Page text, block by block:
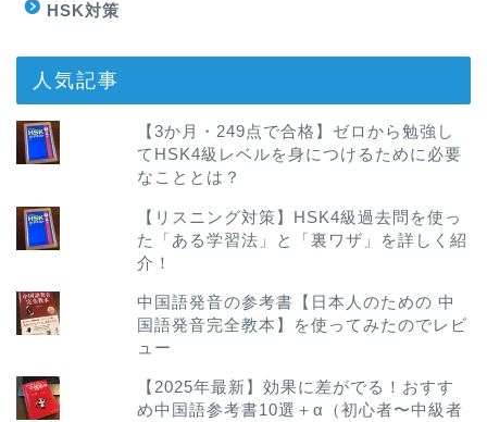
HSK対策
人気記事
【3か月・249点で合格】ゼロから勉強し
てHSK4級レベルを身につけるために必要
なこととは？
【リスニング対策】HSK4級過去問を使っ
た「ある学習法」と「裏ワザ」を詳しく紹
介！
中国語発音の参考書【日本人のための 中
国語発音完全教本】を使ってみたのでレビ
ュー
【2025年最新】効果に差がでる！おすす
め中国語参考書10選＋α（初心者〜中級者